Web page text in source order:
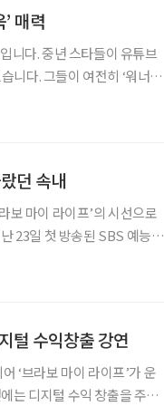
매력
니다. 중년 스타들이 유튜브
니다. 그들이 여전히 ‘워너
던 속내
보 마이 라이프’의 시선으로
털 수익창출 강연
는 디지털 수익 창출을 주제